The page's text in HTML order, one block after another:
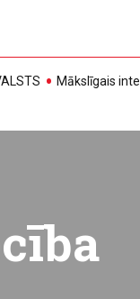
Mākslīgais